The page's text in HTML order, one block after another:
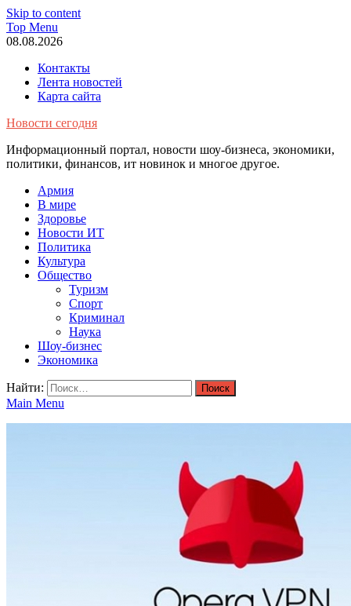
Skip to content
Top Menu
08.08.2026
Контакты
Лента новостей
Карта сайта
Новости сегодня
Информационный портал, новости шоу-бизнеса, экономики,
политики, финансов, ит новинок и многое другое.
Армия
В мире
Здоровье
Новости ИТ
Политика
Культура
Общество
Туризм
Спорт
Криминал
Наука
Шоу-бизнес
Экономика
Найти:
Main Menu